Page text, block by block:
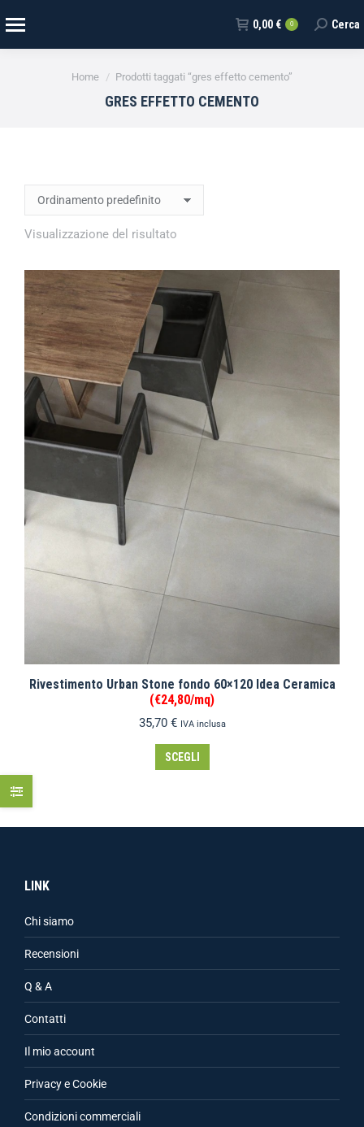
0,00 € 0 Cerca
Tu sei qui:
Home Prodotti taggati “gres effetto cemento”
GRES EFFETTO CEMENTO
Visualizzazione del risultato
Rivestimento Urban Stone fondo 60×120 Idea Ceramica
(€24,80/mq)
35,70 € IVA inclusa
SCEGLI
LINK
Chi siamo
Recensioni
Q & A
Contatti
Il mio account
Privacy e Cookie
Condizioni commerciali